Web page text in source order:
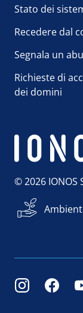
Stato dei
Recedere dal
Segnala un
Richieste di
dei domini
© 2026 IONOS